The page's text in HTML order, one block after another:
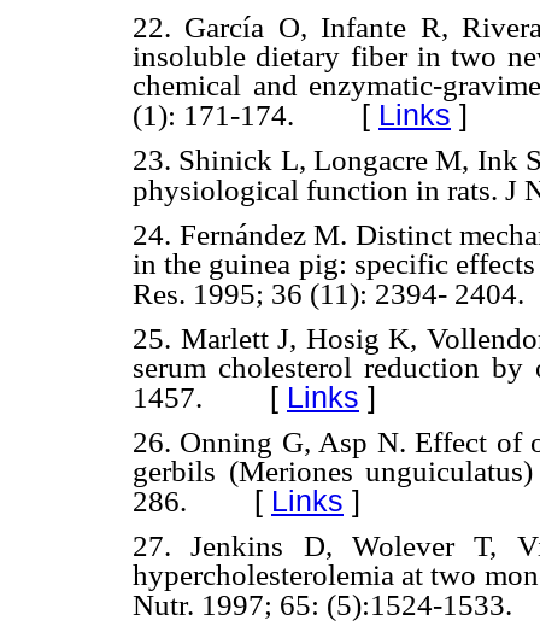
22. García O, Infante R,
insoluble dietary fiber in two
chemical and enzymatic-
(1): 171-174. [ Links ]
23. Shinick L, Longacre M, Ink
physiological function in rats. J
24. Fernández M. Distinct
in the guinea pig: specific
Res. 1995; 36 (11): 2394- 2404.
25. Marlett J, Hosig K,
serum cholesterol reduction
1457. [ Links ]
26. Onning G, Asp N. Effect of
gerbils (Meriones
286. [ Links ]
27. Jenkins D, Wolever T,
hypercholesterolemia at two
Nutr. 1997; 65: (5):1524-1533.